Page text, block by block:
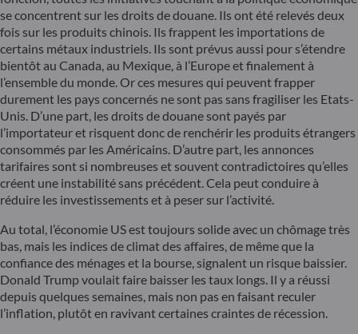
se concentrent sur les droits de douane. Ils ont été relevés deux
fois sur les produits chinois. Ils frappent les importations de
certains métaux industriels. Ils sont prévus aussi pour s’étendre
bientôt au Canada, au Mexique, à l’Europe et finalement à
l’ensemble du monde. Or ces mesures qui peuvent frapper
durement les pays concernés ne sont pas sans fragiliser les Etats-
Unis. D’une part, les droits de douane sont payés par
l’importateur et risquent donc de renchérir les produits étrangers
consommés par les Américains. D’autre part, les annonces
tarifaires sont si nombreuses et souvent contradictoires qu’elles
créent une instabilité sans précédent. Cela peut conduire à
réduire les investissements et à peser sur l’activité.
Au total, l’économie US est toujours solide avec un chômage très
bas, mais les indices de climat des affaires, de même que la
confiance des ménages et la bourse, signalent un risque baissier.
Donald Trump voulait faire baisser les taux longs. Il y a réussi
depuis quelques semaines, mais non pas en faisant reculer
l’inflation, plutôt en ravivant certaines craintes de récession.